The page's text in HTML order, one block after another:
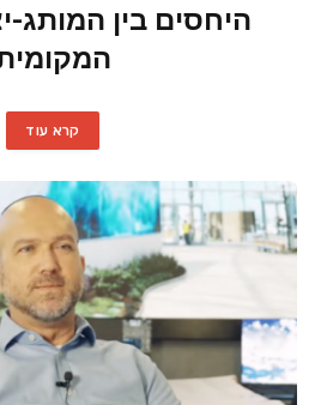
היחסים בין המותג-
קרא עוד